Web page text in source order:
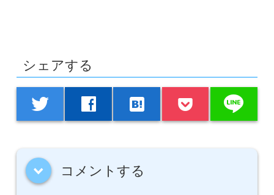
シェアする
twitter facebook hatenabookmark line
down コメントする